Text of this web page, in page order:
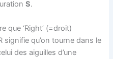
S.
que ‘Right’ (=droit)
signifie qu’on tourne dans le
des aiguilles d’une